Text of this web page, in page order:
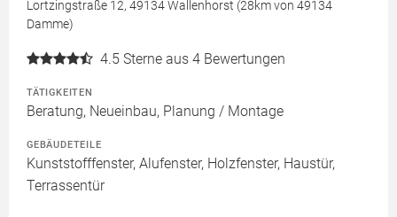
Lortzingstraße 12, 49134 Wallenhorst (28km von 49134
Damme)
4.5 Sterne aus 4 Bewertungen
TÄTIGKEITEN
Beratung, Neueinbau, Planung / Montage
GEBÄUDETEILE
Kunststofffenster, Alufenster, Holzfenster, Haustür,
Terrassentür